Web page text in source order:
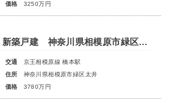
価格
3250万円
新築戸建 神奈川県相模原市緑区太井
交通
京王相模原線 橋本駅
住所
神奈川県相模原市緑区太井
価格
3780万円